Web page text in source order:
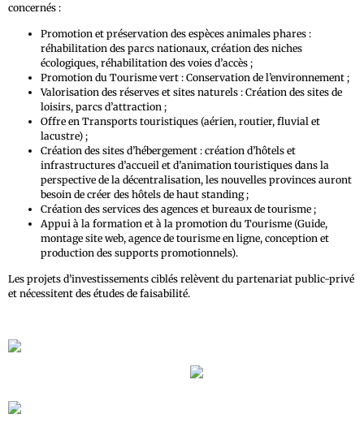
concernés :
Promotion et préservation des espèces animales phares :
réhabilitation des parcs nationaux, création des niches
écologiques, réhabilitation des voies d’accès ;
Promotion du Tourisme vert : Conservation de l’environnement ;
Valorisation des réserves et sites naturels : Création des sites de
loisirs, parcs d’attraction ;
Offre en Transports touristiques (aérien, routier, fluvial et
lacustre) ;
Création des sites d’hébergement : création d’hôtels et
infrastructures d’accueil et d’animation touristiques dans la
perspective de la décentralisation, les nouvelles provinces auront
besoin de créer des hôtels de haut standing ;
Création des services des agences et bureaux de tourisme ;
Appui à la formation et à la promotion du Tourisme (Guide,
montage site web, agence de tourisme en ligne, conception et
production des supports promotionnels).
Les projets d’investissements ciblés relèvent du partenariat public-privé
et nécessitent des études de faisabilité.